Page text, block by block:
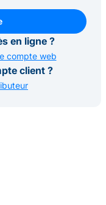
en ligne ?
compte web
client ?